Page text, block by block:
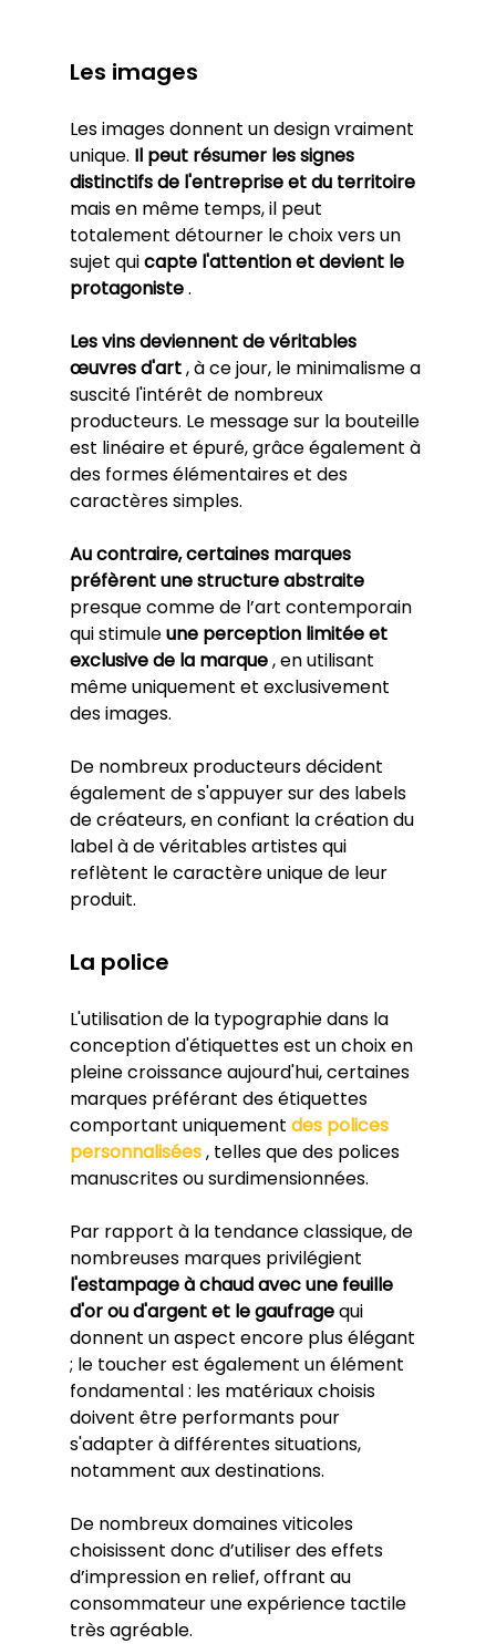
Les images
Les images donnent un design vraiment
unique. Il peut résumer les signes
distinctifs de l'entreprise et du territoire
mais en même temps, il peut
totalement détourner le choix vers un
sujet qui capte l'attention et devient le
protagoniste .
Les vins deviennent de véritables
œuvres d'art , à ce jour, le minimalisme a
suscité l'intérêt de nombreux
producteurs. Le message sur la bouteille
est linéaire et épuré, grâce également à
des formes élémentaires et des
caractères simples.
Au contraire, certaines marques
préfèrent une structure abstraite
presque comme de l’art contemporain
qui stimule une perception limitée et
exclusive de la marque , en utilisant
même uniquement et exclusivement
des images.
De nombreux producteurs décident
également de s'appuyer sur des labels
de créateurs, en confiant la création du
label à de véritables artistes qui
reflètent le caractère unique de leur
produit.
La police
L'utilisation de la typographie dans la
conception d'étiquettes est un choix en
pleine croissance aujourd'hui, certaines
marques préférant des étiquettes
comportant uniquement des polices
personnalisées , telles que des polices
manuscrites ou surdimensionnées.
Par rapport à la tendance classique, de
nombreuses marques privilégient
l'estampage à chaud avec une feuille
d'or ou d'argent et le gaufrage qui
donnent un aspect encore plus élégant
; le toucher est également un élément
fondamental : les matériaux choisis
doivent être performants pour
s'adapter à différentes situations,
notamment aux destinations.
De nombreux domaines viticoles
choisissent donc d’utiliser des effets
d’impression en relief, offrant au
consommateur une expérience tactile
très agréable.